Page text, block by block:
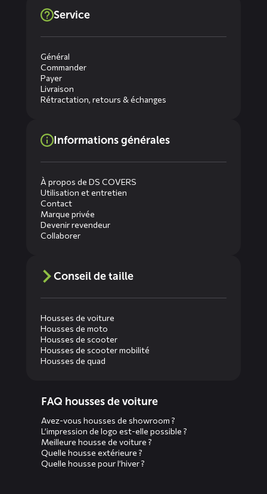
Service
Général
Commander
Payer
Livraison
Rétractation, retours & échanges
Informations générales
À propos de DS COVERS
Utilisation et entretien
Contact
Marque privée
Devenir revendeur
Collaborer
Conseil de taille
Housses de voiture
Housses de moto
Housses de scooter
Housses de scooter mobilité
Housses de quad
menusFAQ housses de voiture
Avez-vous housses de showroom ?
L’impression de logo est-elle possible ?
Meilleure housse de voiture ?
Quelle housse extérieure ?
Quelle housse pour l’hiver ?